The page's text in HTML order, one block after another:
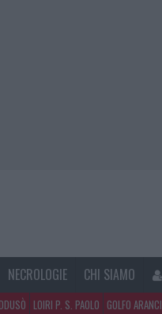
NECROLOGIE CHI SIAMO
LOIRI P. S. PAOLO GOLFO ARANCI